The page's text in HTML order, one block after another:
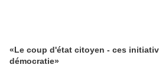
«Le coup d'état citoyen - ces
démocratie»